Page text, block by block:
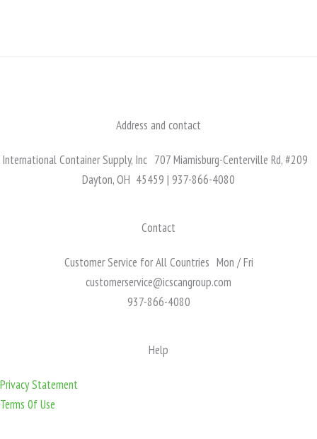
Address and contact
International Container Supply, Inc 707 Miamisburg-Centerville Rd, #209
Dayton, OH 45459 | 937-866-4080
Contact
Customer Service for All Countries Mon / Fri
customerservice@icscangroup.com
937-866-4080
Help
Privacy Statement
Terms 0f Use